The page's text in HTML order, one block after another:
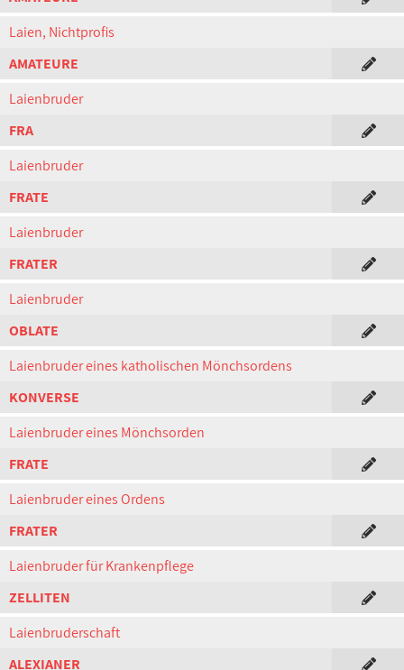
Laien, Nichtprofis
AMATEURE
Laienbruder
FRA
Laienbruder
FRATE
Laienbruder
FRATER
Laienbruder
OBLATE
Laienbruder eines katholischen Mönchsordens
KONVERSE
Laienbruder eines Mönchsorden
FRATE
Laienbruder eines Ordens
FRATER
Laienbruder für Krankenpflege
ZELLITEN
Laienbruderschaft
ALEXIANER